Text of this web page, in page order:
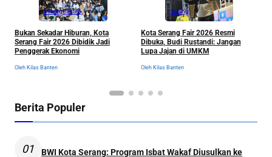
SerangBanten
Bukan Sekadar Hiburan, Kota
Serang Fair 2026 Dibidik Jadi
Penggerak Ekonomi
Oleh Kilas Banten
Serang
Kota Serang Fair 2026 Resmi
Dibuka, Budi Rustandi: Jangan
Lupa Jajan di UMKM
Oleh Kilas Banten
Berita Populer
01
BWI Kota Serang: Program Isbat Wakaf Diusulkan ke